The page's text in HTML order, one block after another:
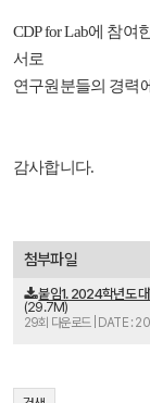
CDP for Lab에 참여
서로
연구원분들의 경력
감사합니다.
첨부파일
붙임1. 2024학년도
(29.7M)
29회 다운로드 | DATE :